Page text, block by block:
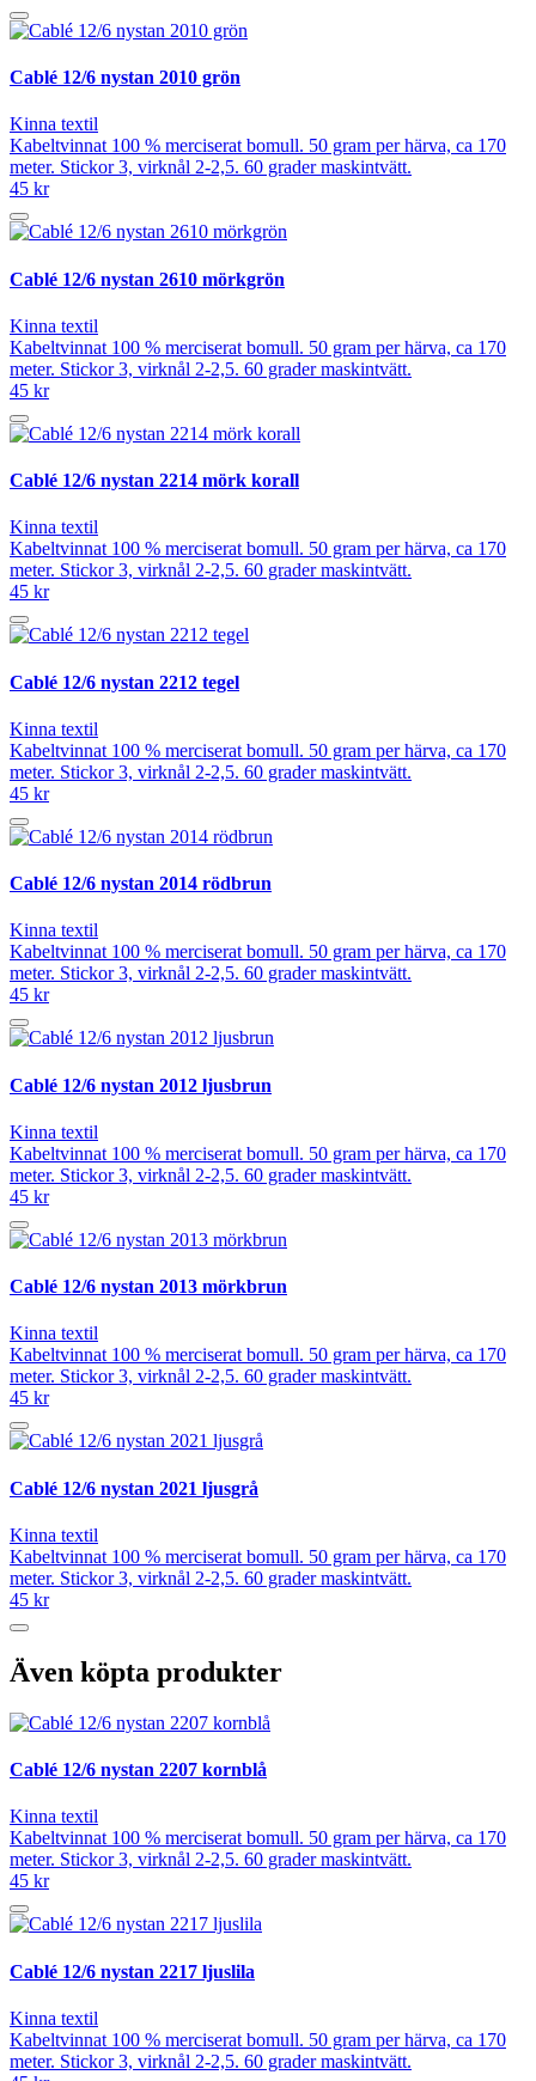
Cablé 12/6 nystan 2010 grön
Kinna textil
Kabeltvinnat 100 % merciserat bomull. 50 gram per härva, ca 170
meter. Stickor 3, virknål 2-2,5. 60 grader maskintvätt.
45 kr
Cablé 12/6 nystan 2610 mörkgrön
Kinna textil
Kabeltvinnat 100 % merciserat bomull. 50 gram per härva, ca 170
meter. Stickor 3, virknål 2-2,5. 60 grader maskintvätt.
45 kr
Cablé 12/6 nystan 2214 mörk korall
Kinna textil
Kabeltvinnat 100 % merciserat bomull. 50 gram per härva, ca 170
meter. Stickor 3, virknål 2-2,5. 60 grader maskintvätt.
45 kr
Cablé 12/6 nystan 2212 tegel
Kinna textil
Kabeltvinnat 100 % merciserat bomull. 50 gram per härva, ca 170
meter. Stickor 3, virknål 2-2,5. 60 grader maskintvätt.
45 kr
Cablé 12/6 nystan 2014 rödbrun
Kinna textil
Kabeltvinnat 100 % merciserat bomull. 50 gram per härva, ca 170
meter. Stickor 3, virknål 2-2,5. 60 grader maskintvätt.
45 kr
Cablé 12/6 nystan 2012 ljusbrun
Kinna textil
Kabeltvinnat 100 % merciserat bomull. 50 gram per härva, ca 170
meter. Stickor 3, virknål 2-2,5. 60 grader maskintvätt.
45 kr
Cablé 12/6 nystan 2013 mörkbrun
Kinna textil
Kabeltvinnat 100 % merciserat bomull. 50 gram per härva, ca 170
meter. Stickor 3, virknål 2-2,5. 60 grader maskintvätt.
45 kr
Cablé 12/6 nystan 2021 ljusgrå
Kinna textil
Kabeltvinnat 100 % merciserat bomull. 50 gram per härva, ca 170
meter. Stickor 3, virknål 2-2,5. 60 grader maskintvätt.
45 kr
Även köpta produkter
Cablé 12/6 nystan 2207 kornblå
Kinna textil
Kabeltvinnat 100 % merciserat bomull. 50 gram per härva, ca 170
meter. Stickor 3, virknål 2-2,5. 60 grader maskintvätt.
45 kr
Cablé 12/6 nystan 2217 ljuslila
Kinna textil
Kabeltvinnat 100 % merciserat bomull. 50 gram per härva, ca 170
meter. Stickor 3, virknål 2-2,5. 60 grader maskintvätt.